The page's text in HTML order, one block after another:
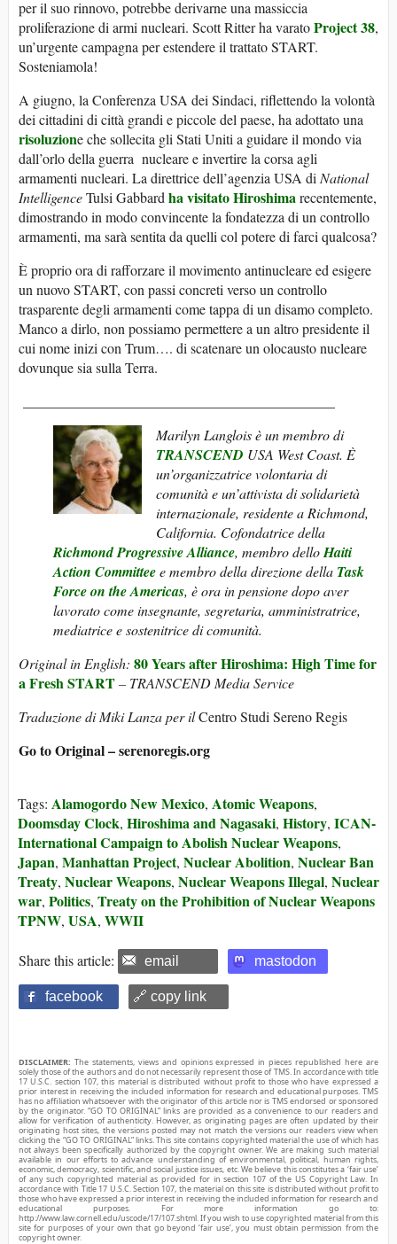
per il suo rinnovo, potrebbe derivarne una massiccia
proliferazione di armi nucleari. Scott Ritter ha varatoProject 38,
un’urgente campagna per estendere il trattato START.
Sosteniamola!
A giugno, la Conferenza USA dei Sindaci, riflettendo la volontà
dei cittadini di città grandi e piccole del paese, ha adottato una
risoluzione che sollecita gli Stati Uniti a guidare il mondo via
dall’orlo della guerra nucleare e invertire la corsa agli
armamenti nucleari. La direttrice dell’agenzia USA di National
IntelligenceTulsi Gabbard ha visitato Hiroshimarecentemente,
dimostrando in modo convincente la fondatezza di un controllo
armamenti, ma sarà sentita da quelli col potere di farci qualcosa?
È proprio ora di rafforzare il movimento antinucleare ed esigere
un nuovo START, con passi concreti verso un controllo
trasparente degli armamenti come tappa di un disamo completo.
Manco a dirlo, non possiamo permettere a un altro presidente il
cui nome inizi con Trum…. di scatenare un olocausto nucleare
dovunque sia sulla Terra.
Marilyn Langlois è un membro di
TRANSCEND USA West Coast. È
un’organizzatrice volontaria di
comunità e un’attivista di solidarietà
internazionale, residente a Richmond,
California. Cofondatrice della
Richmond Progressive Alliance, membro delloHaiti
Action Committeee membro della direzione della Task
Force on the Americas, è ora in pensione dopo aver
lavorato come insegnante, segretaria, amministratrice,
mediatrice e sostenitrice di comunità.
Original in English: 80 Years after Hiroshima: High Time for
a Fresh START– TRANSCEND Media Service
Traduzione di Miki Lanza per ilCentro Studi Sereno Regis
Go to Original – serenoregis.org
Tags: Alamogordo New Mexico, Atomic Weapons,
Doomsday Clock, Hiroshima and Nagasaki, History, ICAN-
International Campaign to Abolish Nuclear Weapons,
Japan, Manhattan Project, Nuclear Abolition, Nuclear Ban
Treaty, Nuclear Weapons, Nuclear Weapons Illegal, Nuclear
war, Politics, Treaty on the Prohibition of Nuclear Weapons
TPNW, USA, WWII
Share this article: email mastodon
facebook 🔗 copy link
DISCLAIMER: The statements, views and opinions expressed in pieces republished here are
solely those of the authors and do not necessarily represent those of TMS. In accordance with title
17 U.S.C. section 107, this material is distributed without profit to those who have expressed a
prior interest in receiving the included information for research and educational purposes. TMS
has no affiliation whatsoever with the originator of this article nor is TMS endorsed or sponsored
by the originator. “GO TO ORIGINAL” links are provided as a convenience to our readers and
allow for verification of authenticity. However, as originating pages are often updated by their
originating host sites, the versions posted may not match the versions our readers view when
clicking the “GO TO ORIGINAL” links. This site contains copyrighted material the use of which has
not always been specifically authorized by the copyright owner. We are making such material
available in our efforts to advance understanding of environmental, political, human rights,
economic, democracy, scientific, and social justice issues, etc. We believe this constitutes a ‘fair use’
of any such copyrighted material as provided for in section 107 of the US Copyright Law. In
accordance with Title 17 U.S.C. Section 107, the material on this site is distributed without profit to
those who have expressed a prior interest in receiving the included information for research and
educational purposes. For more information go to:
http://www.law.cornell.edu/uscode/17/107.shtml. If you wish to use copyrighted material from this
site for purposes of your own that go beyond ‘fair use’, you must obtain permission from the
copyright owner.